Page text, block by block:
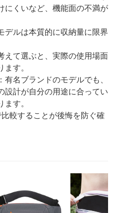
にくいなど、機能面の不満が
デルは本質的に収納量に限界
えて選ぶと、実際の使用場面
す。
：有名ブランドのモデルでも、
設計が自分の用途に合ってい
す。
較することが後悔を防ぐ確